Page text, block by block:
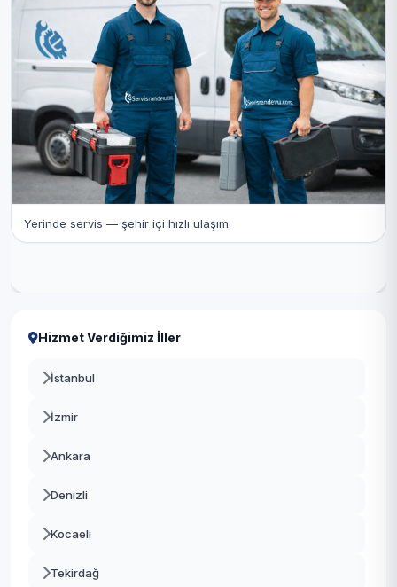
Yerinde servis — şehir içi hızlı ulaşım
Hizmet Verdiğimiz İller
İstanbul
İzmir
Ankara
Denizli
Kocaeli
Tekirdağ